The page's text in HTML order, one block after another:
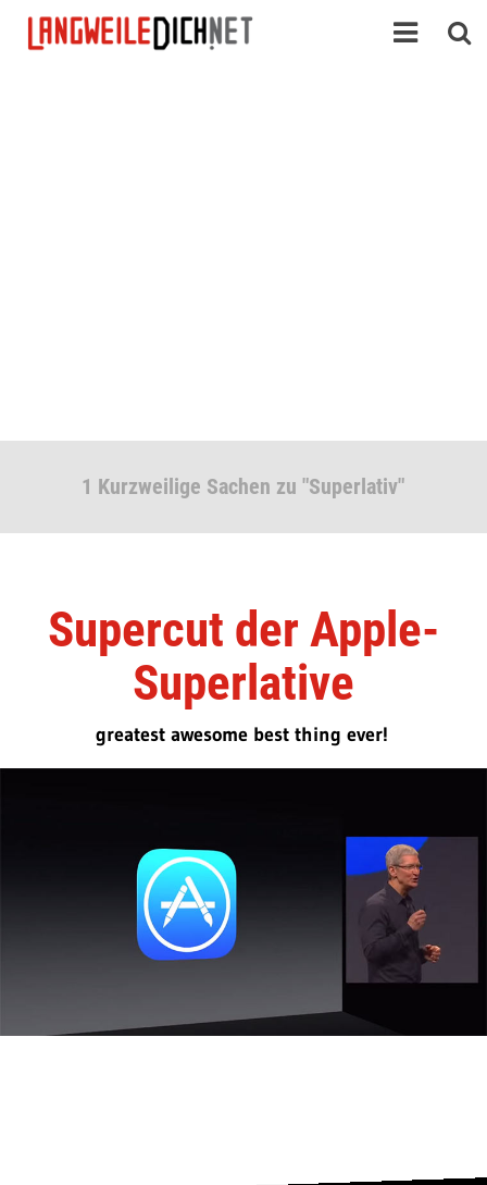
1 Kurzweilige Sachen zu "Superlativ"
Supercut der Apple-
Superlative
greatest awesome best thing ever!